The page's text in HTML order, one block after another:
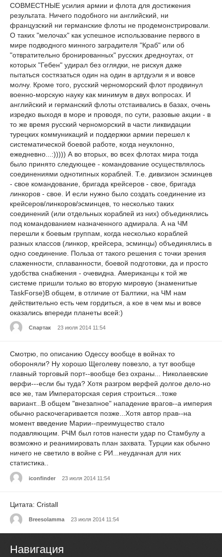
СОВМЕСТНЫЕ усилия армии и флота для достижения
результата. Ничего подобного ни английский, ни
французский ни германские флоты не продемонстрировали.
О таких "мелочах" как успешное использование первого в
мире подводного минного заградителя "Краб" или об
"отвратительно бронированных" русских дредноутах, от
которых "Гебен" удирал без оглядки, не рискуя даже
пытаться состязаться один на один в артдуэли я и вовсе
молчу. Кроме того, русский черноморский флот продвинул
военно-морскую науку как минимум в двух вопросах. И
английский и германский флоты отстаивались в базах, очень
изредко выходя в море и проводя, по сути, разовые акции - в
то же время русский черноморский в части ликвидации
турецких коммуникаций и поддержки армии перешел к
систематической боевой работе, когда неуклонно,
ежедневно...:))))) А во вторых, во всех флотах мира тогда
было принято следующее - командование осуществлялось
соединениями однотипных кораблей. Т.е. дивизион эсминцев
- свое командование, бригада крейсеров - свое, бригада
линкоров - свое. И если нужно было создать соединение из
крейсеров/линкоров/эсминцев, то несколько таких
соединений (или отдельных кораблей из них) объединялись
под командованием назначенного адмирала. А на ЧМ
перешли к боевым группам, когда несколько кораблей
разных классов (линкор, крейсера, эсминцы) объединялись в
одно соединение. Польза от такого решения с точки зрения
слаженности, сплаванности, боевой подготовки, да и просто
удобства снабжения - очевидна. Американцы к той же
системе пришли только во вторую мировую (знаменитые
TaskForse)В общем, в отличие от Балтики, на ЧМ нам
действительно есть чем гордиться, а кое в чем мы и вовсе
оказались впереди планеты всей:)
Спартак 23 июля 2014 11:54
Смотрю, по описанию Одессу вообще в войнах то
обороняли? Ну хорошо Щеголеву повезло, а тут вообще
главный торговый порт--вообще без охраны... Николаевские
верфи---если бы туда? Хотя разгром верфей долгое дело-но
все же, там Императорская серия строиться...тоже
вариант...В общем "внезапное" нападение врагов--а империя
обычно раскочегаривается позже...Хотя автор прав--на
момент введение Марии--преимущество стало
подавляющим. РЧМ был готов нанести удар по Стамбулу а
возможно и реанимировать план захвата. Турции как обычно
ничего не светило в войне с РИ...неудачная для них
статистика..
iconfinder 23 июля 2014 11:54
Цитата: Cristall
Breesolamma 23 июля 2014 11:54
Навигация